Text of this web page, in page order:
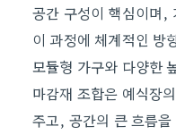
공간 구성이 핵심이며,
이 과정에 체계적인 방
모듈형 가구와 다양한
마감재 조합은 예식장
주고, 공간의 큰 흐름